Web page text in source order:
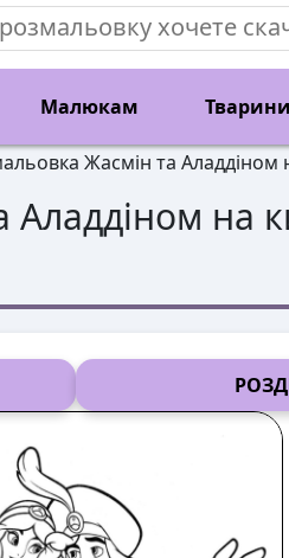
Малюкам Тварини
Жасмін та Аладдіном
Аладдіном на